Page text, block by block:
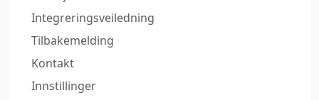
Integreringsveiledning
Tilbakemelding
Kontakt
Innstillinger